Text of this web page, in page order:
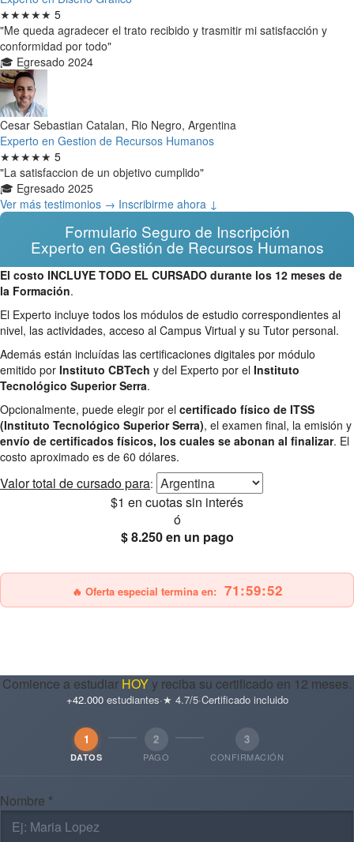
★★★★★ 5
"Me queda agradecer el trato recibido y trasmitir mi satisfacción y
conformidad por todo"
🎓 Egresado 2024
Cesar Sebastian Catalan, Rio Negro, Argentina
Experto en Gestion de Recursos Humanos
★★★★★ 5
"La satisfaccion de un objetivo cumplido"
🎓 Egresado 2025
Ver más testimonios → Inscribirme ahora ↓
Formulario Seguro de Inscripción
Experto en Gestión de Recursos Humanos
El costo INCLUYE TODO EL CURSADO durante los 12 meses de
la Formación.
El Experto incluye todos los módulos de estudio correspondientes al
nivel, las actividades, acceso al Campus Virtual y su Tutor personal.
Además están incluídas las certificaciones digitales por módulo
emitido por Instituto CBTech y del Experto por el Instituto
Tecnológico Superior Serra.
Opcionalmente, puede elegir por el certificado físico de ITSS
(Instituto Tecnológico Superior Serra), el examen final, la emisión y
envío de certificados físicos, los cuales se abonan al finalizar. El
costo aproximado es de 60 dólares.
Valor total de cursado para:
$1 en cuotas sin interés
ó
$ 8.250en un pago
🔥 Oferta especial termina en: 71:59:51
Comience a estudiar HOYy reciba su certificado en 12 meses.
+42.000estudiantes·★ 4.7/5·Certificado incluido
1
DATOS
2
PAGO
3
CONFIRMACIÓN
Nombre *